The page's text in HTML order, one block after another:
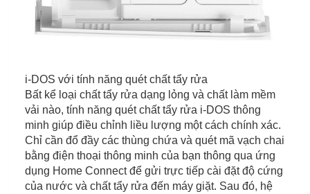
i-DOS với tính năng quét chất tẩy rửa
Bất kể loại chất tẩy rửa dạng lỏng và chất làm mềm
vải nào, tính năng quét chất tẩy rửa i-DOS thông
minh giúp điều chỉnh liều lượng một cách chính xác.
Chỉ cần đổ đầy các thùng chứa và quét mã vạch chai
bằng điện thoại thông minh của bạn thông qua ứng
dụng Home Connect để gửi trực tiếp cài đặt độ cứng
của nước và chất tẩy rửa đến máy giặt. Sau đó, hệ